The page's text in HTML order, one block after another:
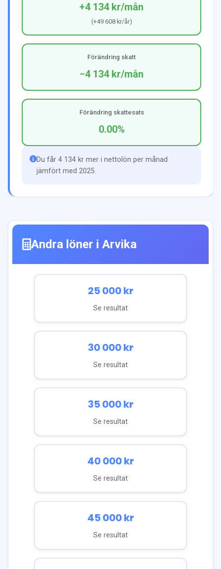
+4 134 kr/mån
(+49 608 kr/år)
Förändring skatt
−4 134 kr/mån
Förändring skattesats
0.00%
Du får 4 134 kr mer i nettolön per månad
jämfört med 2025.
Andra löner i Arvika
25 000kr
Se resultat
30 000kr
Se resultat
35 000kr
Se resultat
40 000kr
Se resultat
45 000kr
Se resultat